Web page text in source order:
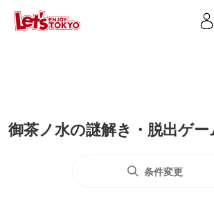
御茶ノ水の謎解き・脱出ゲー
条件変更